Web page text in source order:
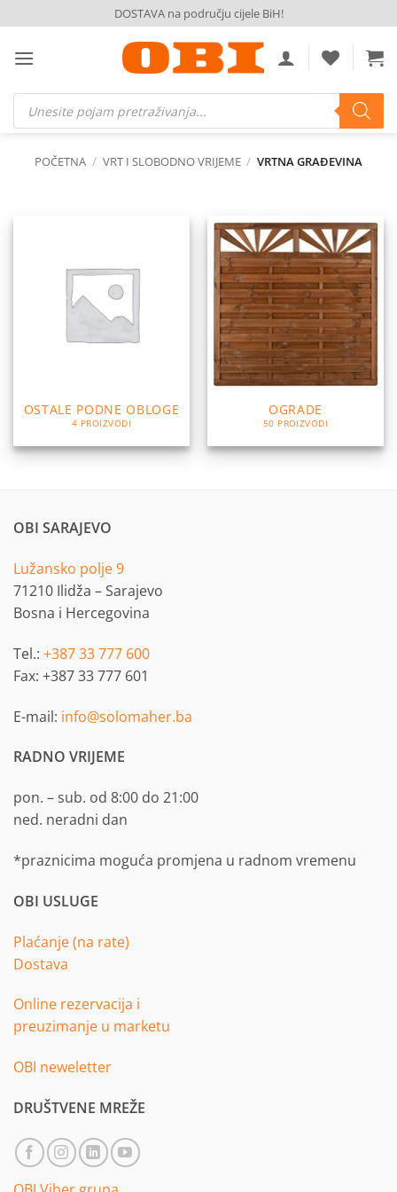
to
content
DOSTAVA na području cijele BiH!
Products
search
POČETNA / VRT I SLOBODNO VRIJEME / VRTNA GRAĐEVINA
OSTALE PODNE OBLOGE
4 PROIZVODI
OGRADE
50 PROIZVODI
OBI SARAJEVO
Lužansko polje 9
71210 Ilidža – Sarajevo
Bosna i Hercegovina
Tel.: +387 33 777 600
Fax: +387 33 777 601
E-mail: info@solomaher.ba
RADNO VRIJEME
pon. – sub. od 8:00 do 21:00
ned. neradni dan
*praznicima moguća promjena u radnom vremenu
OBI USLUGE
Plaćanje (na rate)
Dostava
Online rezervacija i
preuzimanje u marketu
OBI neweletter
DRUŠTVENE MREŽE